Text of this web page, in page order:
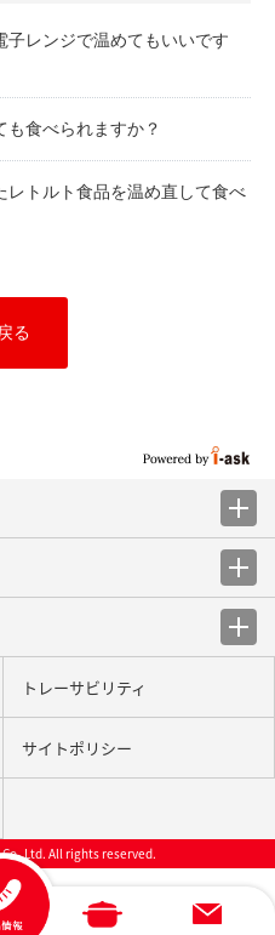
子レンジで温めてもいいです
も食べられますか？
レトルト食品を温め直して食べ
る
トレーサビリティ
サイトポリシー
All rights reserved.